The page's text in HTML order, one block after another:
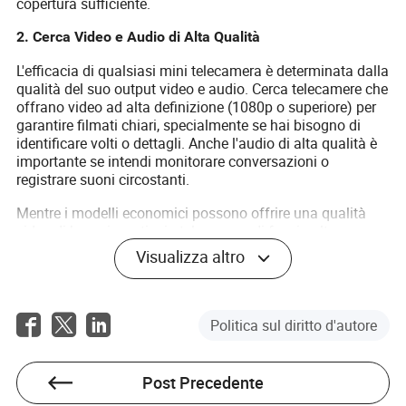
2. Cerca Video e Audio di Alta Qualità
L'efficacia di qualsiasi mini telecamera è determinata dalla
qualità del suo output video e audio. Cerca telecamere che
offrano video ad alta definizione (1080p o superiore) per
garantire filmati chiari, specialmente se hai bisogno di
identificare volti o dettagli. Anche l'audio di alta qualità è
importante se intendi monitorare conversazioni o
registrare suoni circostanti.
Mentre i modelli economici possono offrire una qualità
garantisce filmati più affidabili e chiari. Inoltre, considera
la capacità di archiviazione della telecamera. Molte mini
telecamere offrono opzioni di archiviazione cloud o
filmati per periodi prolungati.
L'installazione è un altro fattore da considerare quando si
Visualizza altro
Politica sul diritto d'autore
Post Precedente